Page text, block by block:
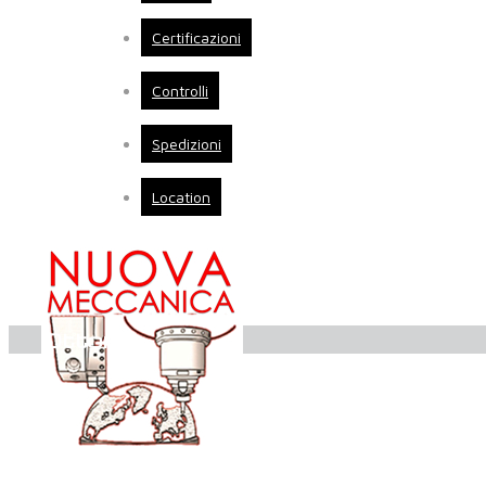
Certificazioni
Controlli
Spedizioni
Location
Ottone
Previous Next